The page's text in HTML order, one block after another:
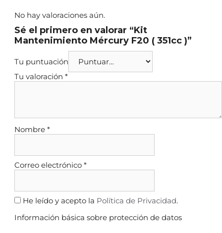
No hay valoraciones aún.
Sé el primero en valorar “Kit
Mantenimiento Mércury F20 ( 351cc )”
Tu puntuación
Tu valoración *
Nombre *
Correo electrónico *
He leído y acepto la Política de Privacidad.
Información básica sobre protección de datos